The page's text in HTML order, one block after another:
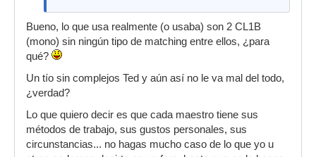
Bueno, lo que usa realmente (o usaba) son 2 CL1B
(mono) sin ningún tipo de matching entre ellos, ¿para
qué?
Un tío sin complejos Ted y aún así no le va mal del todo,
¿verdad?
Lo que quiero decir es que cada maestro tiene sus
métodos de trabajo, sus gustos personales, sus
circunstancias... no hagas mucho caso de lo que yo u